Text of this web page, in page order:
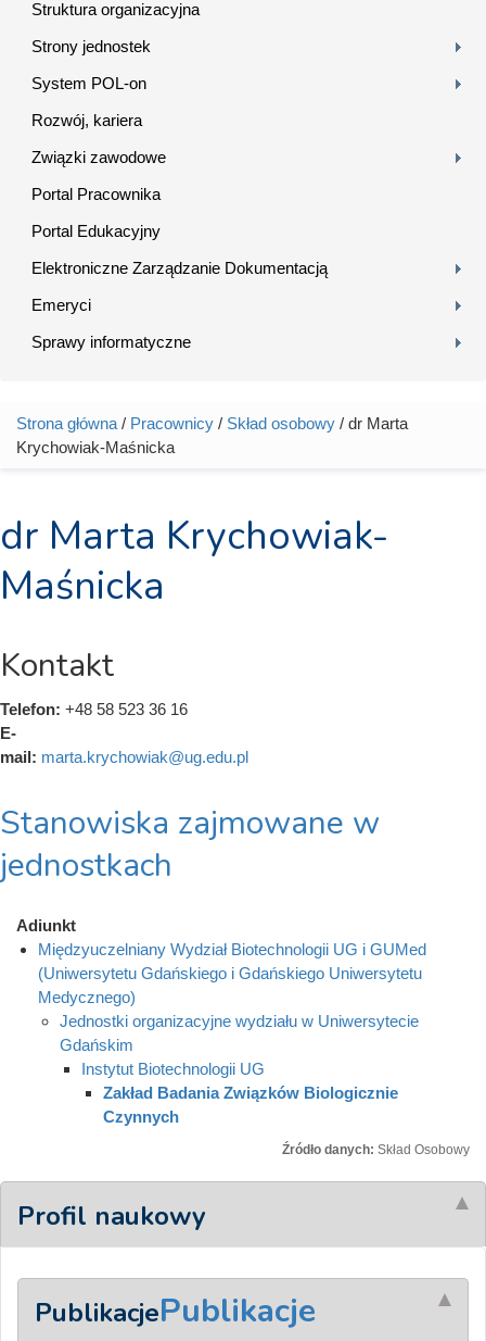
Struktura organizacyjna
Strony jednostek
System POL-on
Rozwój, kariera
Związki zawodowe
Portal Pracownika
Portal Edukacyjny
Elektroniczne Zarządzanie Dokumentacją
Emeryci
Sprawy informatyczne
Jesteś tutaj
Strona główna / Pracownicy / Skład osobowy / dr Marta
Krychowiak-Maśnicka
dr Marta Krychowiak-
Maśnicka
Kontakt
Telefon: +48 58 523 36 16
E-
mail: marta.krychowiak@ug.edu.pl
Stanowiska zajmowane w
jednostkach
Adiunkt
Międzyuczelniany Wydział Biotechnologii UG i GUMed
(Uniwersytetu Gdańskiego i Gdańskiego Uniwersytetu
Medycznego)
Jednostki organizacyjne wydziału w Uniwersytecie
Gdańskim
Instytut Biotechnologii UG
Zakład Badania Związków Biologicznie
Czynnych
Źródło danych: Skład Osobowy
Profil naukowy
PublikacjePublikacje